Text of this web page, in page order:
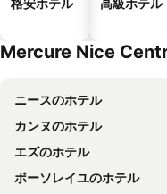
Mercure Nice
ニースのホテル
カンヌのホテル
エズのホテル
ボーソレイユのホテル